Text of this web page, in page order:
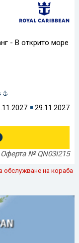
- В открито море
29.11.2027
Оферта № QN03I215
обслужване на кораба